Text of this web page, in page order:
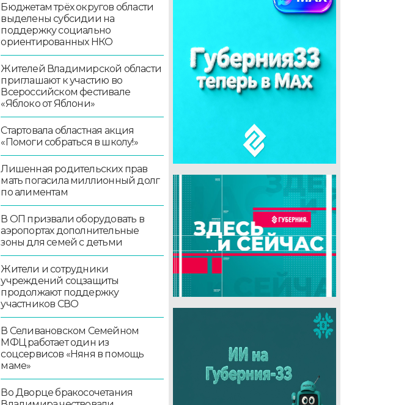
Бюджетам трёх округов области
выделены субсидии на
поддержку социально
ориентированных НКО
Жителей Владимирской области
приглашают к участию во
Всероссийском фестивале
«Яблоко от Яблони»
Стартовала областная акция
«Помоги собраться в школу!»
Лишенная родительских прав
мать погасила миллионный долг
по алиментам
В ОП призвали оборудовать в
аэропортах дополнительные
зоны для семей с детьми
Жители и сотрудники
учреждений соцзащиты
продолжают поддержку
участников СВО
В Селивановском Семейном
МФЦ работает один из
соцсервисов «Няня в помощь
маме»
Во Дворце бракосочетания